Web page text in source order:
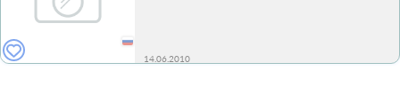
14.06.2010